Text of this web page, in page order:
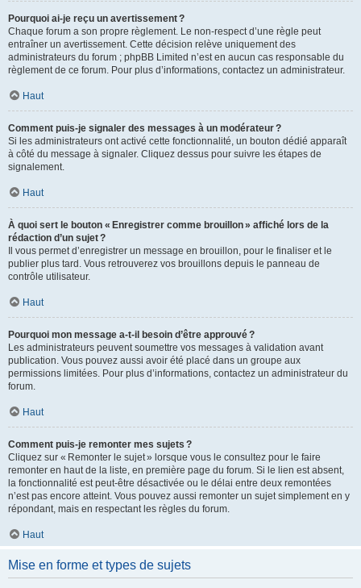
Pourquoi ai-je reçu un avertissement ?
Chaque forum a son propre règlement. Le non-respect d’une règle peut
entraîner un avertissement. Cette décision relève uniquement des
administrateurs du forum ; phpBB Limited n’est en aucun cas responsable du
règlement de ce forum. Pour plus d’informations, contactez un administrateur.
Haut
Comment puis-je signaler des messages à un modérateur ?
Si les administrateurs ont activé cette fonctionnalité, un bouton dédié apparaît
à côté du message à signaler. Cliquez dessus pour suivre les étapes de
signalement.
Haut
À quoi sert le bouton « Enregistrer comme brouillon » affiché lors de la
rédaction d’un sujet ?
Il vous permet d’enregistrer un message en brouillon, pour le finaliser et le
publier plus tard. Vous retrouverez vos brouillons depuis le panneau de
contrôle utilisateur.
Haut
Pourquoi mon message a-t-il besoin d’être approuvé ?
Les administrateurs peuvent soumettre vos messages à validation avant
publication. Vous pouvez aussi avoir été placé dans un groupe aux
permissions limitées. Pour plus d’informations, contactez un administrateur du
forum.
Haut
Comment puis-je remonter mes sujets ?
Cliquez sur « Remonter le sujet » lorsque vous le consultez pour le faire
remonter en haut de la liste, en première page du forum. Si le lien est absent,
la fonctionnalité est peut-être désactivée ou le délai entre deux remontées
n’est pas encore atteint. Vous pouvez aussi remonter un sujet simplement en y
répondant, mais en respectant les règles du forum.
Haut
Mise en forme et types de sujets